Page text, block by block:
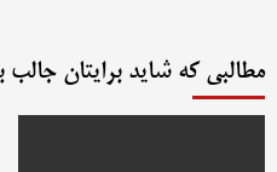
مطالبی که شاید برایتان جالب